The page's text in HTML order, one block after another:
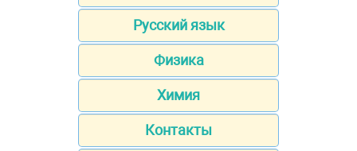
Русский язык
Физика
Химия
Контакты